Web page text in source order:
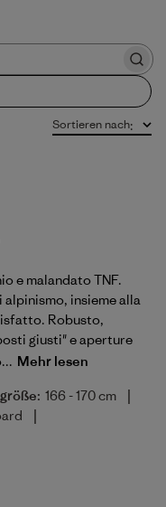
Sortieren nach:
e malandato TNF.
insieme alla
Robusto,
giusti" e aperture
Mehr lesen
166 - 170 cm |
|